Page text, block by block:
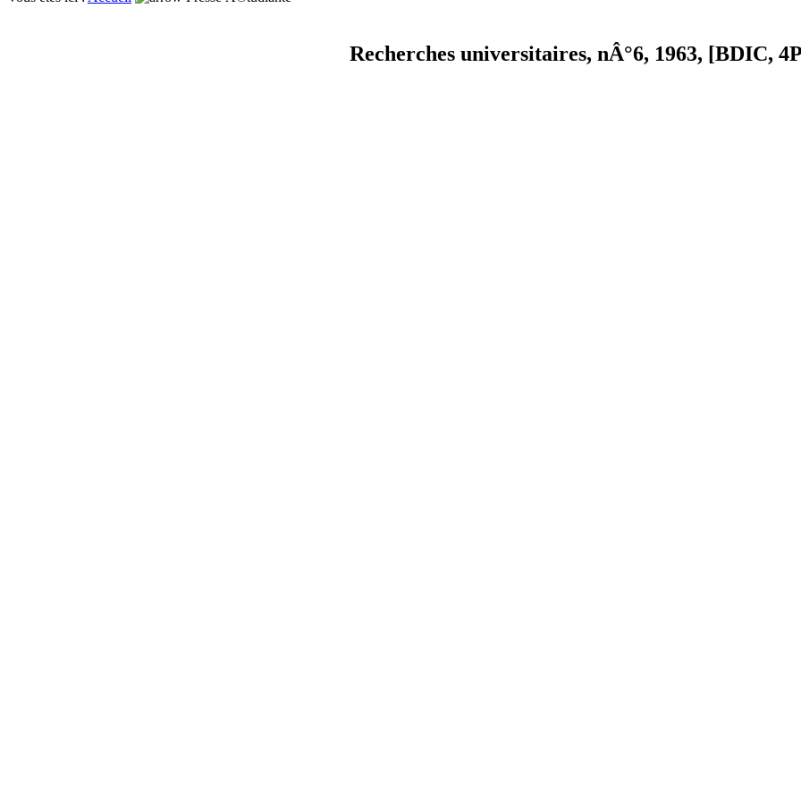
Recherches universitaires, nÂ°6, 1963, [BDIC,